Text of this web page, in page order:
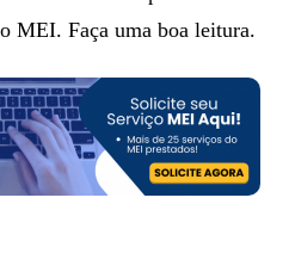
MEI. Faça uma boa leitura.